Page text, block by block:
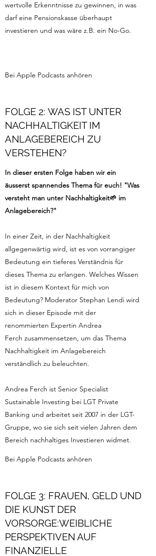
wertvolle Erkenntnisse zu gewinnen, in was
darf eine Pensionskasse überhaupt
investieren und was wäre z.B. ein No-Go.
Bei Apple Podcasts anhören
FOLGE 2: WAS IST UNTER
NACHHALTIGKEIT IM
ANLAGEBEREICH ZU
VERSTEHEN?
In dieser ersten Folge haben wir ein
äusserst spannendes Thema für euch! "Was
versteht man unter Nachhaltigkeit🌱 im
Anlagebereich?"
In einer Zeit, in der Nachhaltigkeit
allgegenwärtig wird, ist es von vorrangiger
Bedeutung ein tieferes Verständnis für
dieses Thema zu erlangen. Welches Wissen
ist in diesem Kontext für mich von
Bedeutung? Moderator Stephan Lendi wird
sich in dieser Episode mit der
renommierten Expertin Andrea
Ferch zusammensetzen, um das Thema
Nachhaltigkeit im Anlagebereich
verständlich zu beleuchten.
Andrea Ferch ist Senior Specialist
Sustainable Investing bei LGT Private
Banking und arbeitet seit 2007 in der LGT-
Gruppe, wo sie sich seit vielen Jahren dem
Bereich nachhaltiges Investieren widmet.
Bei Apple Podcasts anhören
FOLGE 3: FRAUEN, GELD UND
DIE KUNST DER
VORSORGE:WEIBLICHE
PERSPEKTIVEN AUF
FINANZIELLE